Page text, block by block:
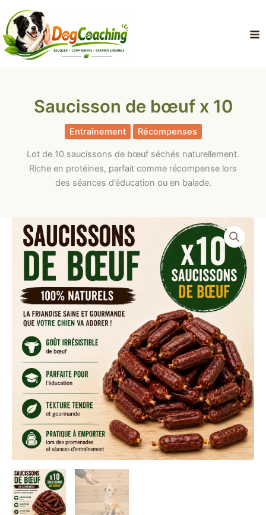
au
contenu
Saucisson de bœuf x 10
Entraînement Récompenses
Lot de 10 saucissons de bœuf séchés naturellement.
Riche en protéines, parfait comme récompense lors
des séances d’éducation ou en balade.
quantité
Saucisson
bœuf